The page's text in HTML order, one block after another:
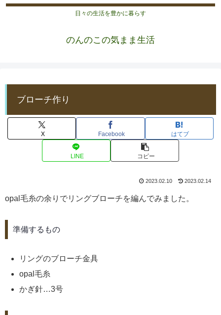
日々の生活を豊かに暮らす
のんのこの気まま生活
ブローチ作り
X Facebook はてブ
LINE コピー
2023.02.10 2023.02.14
opal毛糸の余りでリングブローチを編んでみました。
準備するもの
リングのブローチ金具
opal毛糸
かぎ針…3号